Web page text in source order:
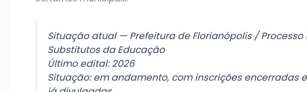
Situação atual — Prefeitura de Florianópolis / Processo
Substitutos da Educação
Último edital: 2026
Situação: em andamento, com inscrições encerradas